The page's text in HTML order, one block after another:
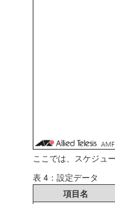
ここでは、スケジュ
表 4：設定データ
項目名